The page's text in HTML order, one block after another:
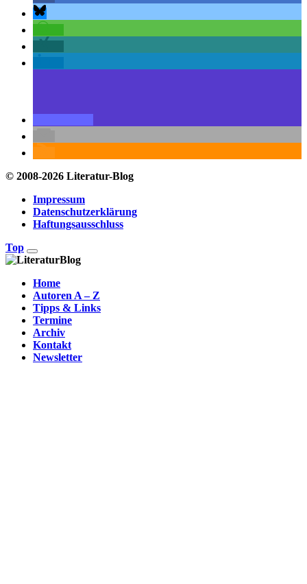
© 2008-2026 Literatur-Blog
Impressum
Datenschutzerklärung
Haftungsausschluss
Top
Home
Autoren A – Z
Tipps & Links
Termine
Archiv
Kontakt
Newsletter